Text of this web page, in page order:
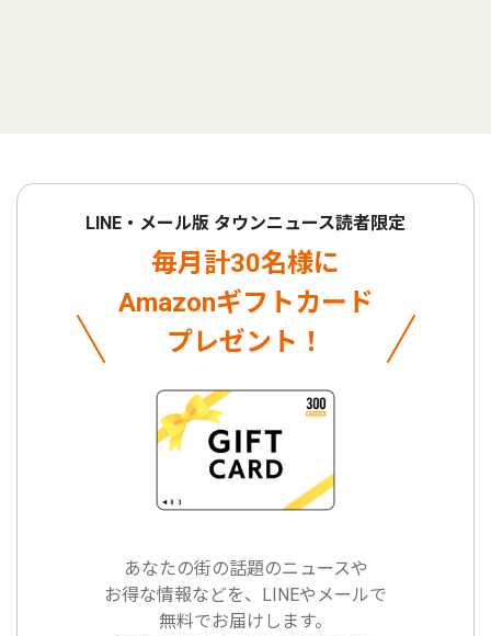
LINE・メール版 タウンニュース読者限定
毎月計30名様に
Amazonギフトカード
プレゼント！
あなたの街の話題のニュースや
お得な情報などを、LINEやメールで
無料でお届けします。